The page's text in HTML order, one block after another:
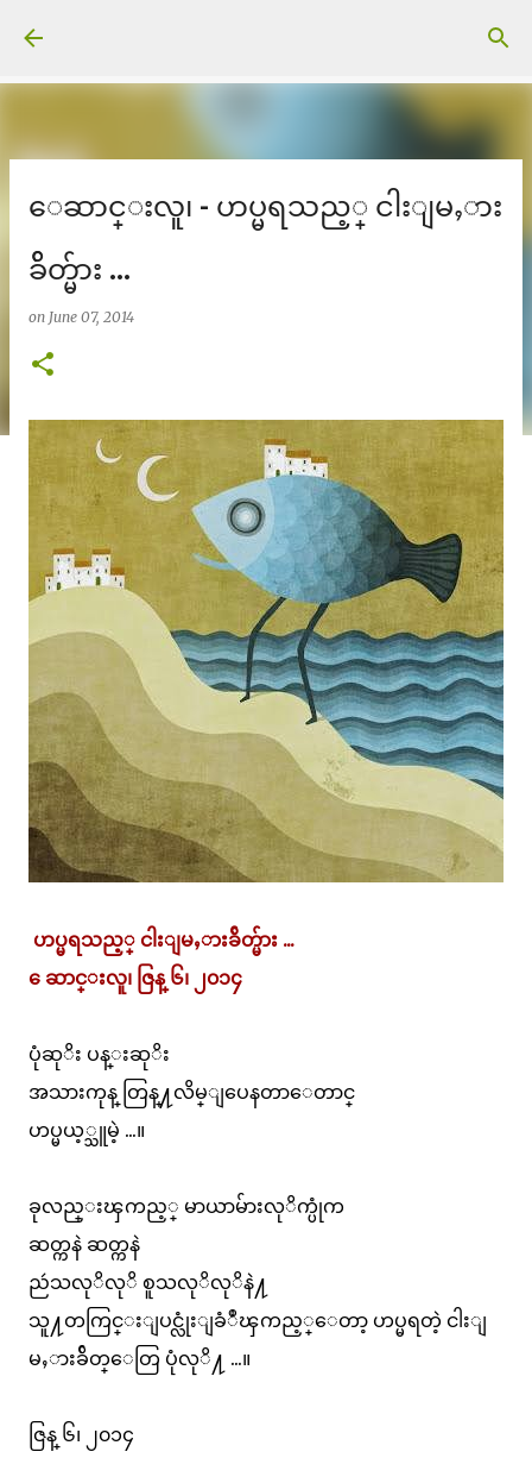
ေဆာင္းလူ၊ - ဟပ္မရသည့္ ငါးျမႇား
ခ်ိတ္မ်ား ...
on June 07, 2014
ဟပ္မရသည့္ ငါးျမႇားခ်ိတ္မ်ား ...
ေဆာင္းလူ၊ ဇြန္ ၆၊ ၂၀၁၄
ပုံဆုိး ပန္းဆုိး
အသားကုန္ တြန္႔လိမ္ျပေနတာေတာင္
ဟပ္မယ့္သူမဲ့ ...။
ခုလည္းၾကည့္ မာယာမ်ားလုိက္ပုံက
ဆတ္ကနဲ ဆတ္ကနဲ
ညဴသလုိလုိ စူသလုိလုိနဲ႔
သူ႔တကြင္းျပင္လုံးျခံဳၾကည့္ေတာ့ ဟပ္မရတဲ့ ငါးျ
မႇားခ်ိတ္ေတြ ပုံလုိ႔ ...။
ဇြန္ ၆၊ ၂၀၁၄